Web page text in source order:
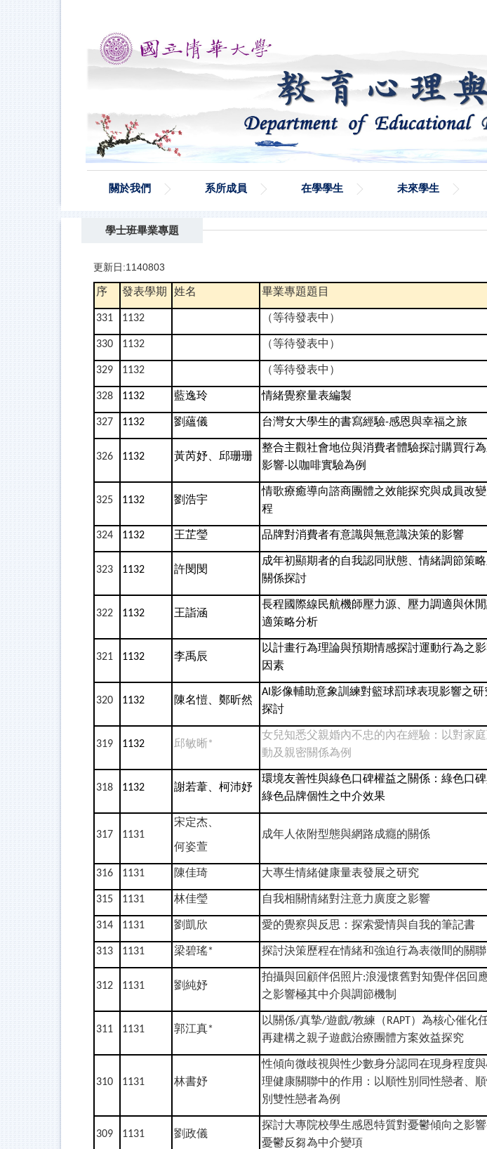
關於我們 系所成員 在學學生 未來學生
學士班畢業專題
更新日:1140803
序 發表學期 姓名 畢業專題題目
331 1132 （等待發表中）
330 1132 （等待發表中）
329 1132 （等待發表中）
328 1132 藍逸玲 情緒覺察量表編製
327 1132 劉蘊儀 台灣女大學生的書寫經驗-感恩與幸福之旅
326 1132 黃芮妤、邱珊珊
整合主觀社會地位與消費者體驗探討購買行為
影響-以咖啡實驗為例
325 1132 劉浩宇
情歌療癒導向諮商團體之效能探究與成員改
程
324 1132 王芷瑩 品牌對消費者有意識與無意識決策的影響
323 1132 許閔閔
成年初顯期者的自我認同狀態、情緒調節策略
關係探討
322 1132 王詣涵
長程國際線民航機師壓力源、壓力調適與休閒
適策略分析
321 1132 李禹辰
以計畫行為理論與預期情感探討運動行為之
因素
320 1132 陳名愷、鄭昕然
AI 影像輔助意象訓練對籃球罰球表現影響之研
探討
319 1132 邱敏晰*
女兒知悉父親婚內不忠的內在經驗：以對家
動及親密關係為例
318 1132 謝若葦、柯沛妤
環境友善性與綠色口碑權益之關係：綠色口
綠色品牌個性之中介效果
317 1131
宋定杰、
何姿萱
成年人依附型態與網路成癮的關係
316 1131 陳佳琦 大專生情緒健康量表發展之研究
315 1131 林佳瑩 自我相關情緒對注意力廣度之影響
314 1131 劉凱欣 愛的覺察與反思：探索愛情與自我的筆記書
313 1131 梁碧瑤* 探討決策歷程在情緒和強迫行為表徵間的關聯
312 1131 劉純妤
拍攝與回顧伴侶照片:浪漫懷舊對知覺伴侶回
之影響極其中介與調節機制
311 1131 郭江真*
以關係/真摯/遊戲/教練（ RAPT
）為核心催化
再建構之親子遊戲治療團體方案效益探究
310 1131 林書妤
性傾向微歧視與性少數身分認同在現身程度
理健康關聯中的作用：以順性別同性戀者、
別雙性戀者為例
309 1131 劉政儀
探討大專院校學生感恩特質對憂鬱傾向之影響
憂鬱反芻為中介變項